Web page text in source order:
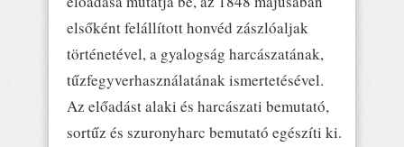
elsőként felállított honvéd zászlóaljak
történetével, a gyalogság harcászatának,
tűzfegyverhasználatának ismertetésével.
Az előadást alaki és harcászati bemutató,
sortűz és szuronyharc bemutató egészíti ki.